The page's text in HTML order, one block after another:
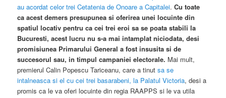
au acordat celor trei Cetatenia de Onoare a Capitalei.Cu toate
ca acest demers presupunea si oferirea unei locuinte din
spatiul locativ pentru ca cei trei eroi sa se poata stabili la
Bucuresti, acest lucru nu s-a mai intamplat niciodata, desi
promisiunea Primarului General a fost insusita si de
succesorul sau, in timpul campaniei electorale. Mai mult,
premierul Calin Popescu Tariceanu, care a tinut sa se
intalneasca si el cu cei trei basarabeni, la Palatul Victoria, desi a
promis ca le va oferi locuinte din regia RAAPPS si le va utila